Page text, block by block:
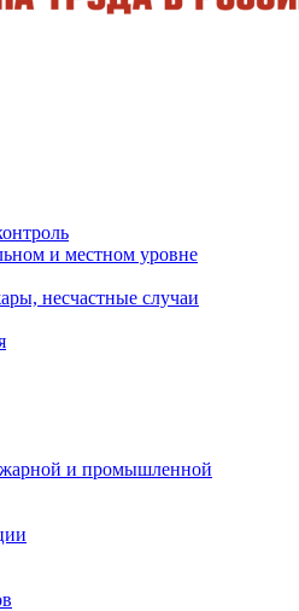
и местном уровне
несчастные случаи
и промышленной